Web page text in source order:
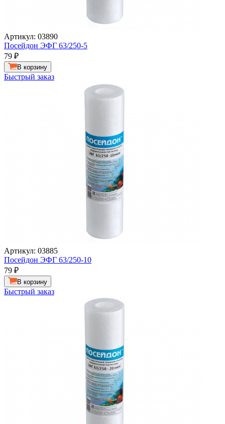
Артикул: 03890
Посейдон ЭФГ 63/250-5
79 ₽
В корзину
Быстрый заказ
Артикул: 03885
Посейдон ЭФГ 63/250-10
79 ₽
В корзину
Быстрый заказ